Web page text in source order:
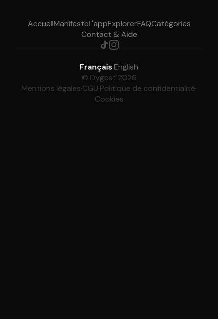
AccueilManifesteL'appExplorerFAQCatégories
Contact & Aide
Français·English
© Dygest 2026
Mentions légales·CGU·Politique de confidentialité·
Cookies